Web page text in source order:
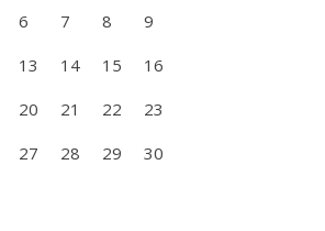
6 7 8
9
13 14 15
16
20 21 22
23
27 28 29
30